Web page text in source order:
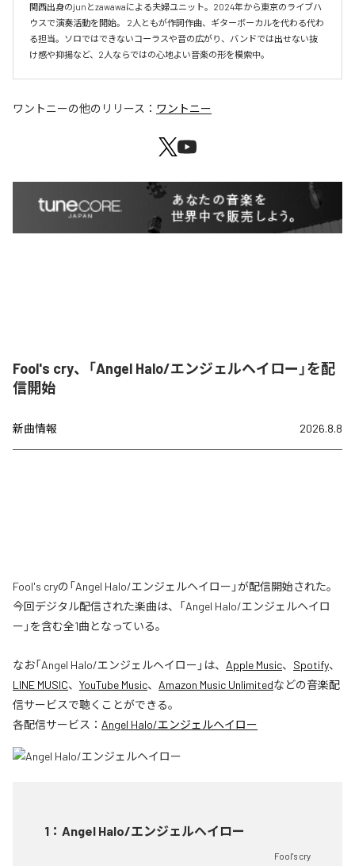
関西出身のjunとzawawaによる夫婦ユニット。2024年から東京のライブハ
ウスで演奏活動を開始。 2人ともが作詞作曲、ギターボーカルを代わる代わ
る担当。ソロではできないコーラスや音の広がり、バンドでは出せない抜
け感や抑揚など、2人ならではの心地よい音楽の形を模索中。
ワントニーの他のリリース： ワントニー
Fool's cry、「Angel Halo/エンジェルヘイロー」を配
信開始
新曲情報 2026.8.8
Fool's cryの「Angel Halo/エンジェルヘイロー」が配信開始された。
今回デジタル配信された楽曲は、「Angel Halo/エンジェルヘイロ
ー」を含む全1曲となっている。
なお「Angel Halo/エンジェルヘイロー 」は、 Apple Music、 Spotify、
LINE MUSIC、 YouTube Music、 Amazon Music Unlimitedなどの音楽配
信サービスで聴くことができる。
各配信サービス： Angel Halo/エンジェルヘイロー
1 ： Angel Halo/エンジェルヘイロー
Fool's cry